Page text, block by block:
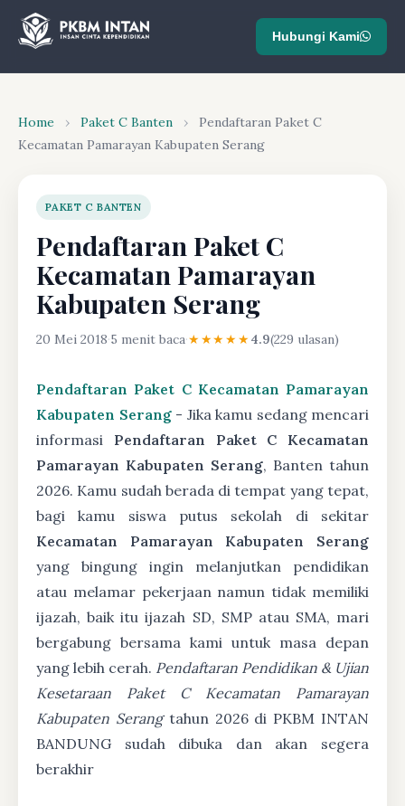
Hubungi Kami
Home › Paket C Banten ›
Pendaftaran Paket C
Kecamatan Pamarayan Kabupaten Serang
PAKET C BANTEN
Pendaftaran Paket C
Kecamatan Pamarayan
Kabupaten Serang
20 Mei 2018·5 menit baca·★★★★★4.9(229 ulasan)
Pendaftaran Paket C Kecamatan Pamarayan
Kabupaten Serang- Jika kamu sedang mencari
informasi Pendaftaran Paket C Kecamatan
Pamarayan Kabupaten Serang, Banten tahun
2026. Kamu sudah berada di tempat yang tepat,
bagi kamu siswa putus sekolah di sekitar
Kecamatan Pamarayan Kabupaten Serang
yang bingung ingin melanjutkan pendidikan
atau melamar pekerjaan namun tidak memiliki
ijazah, baik itu ijazah SD, SMP atau SMA, mari
bergabung bersama kami untuk masa depan
yang lebih cerah. Pendaftaran Pendidikan & Ujian
Kesetaraan Paket C Kecamatan Pamarayan
Kabupaten Serangtahun 2026 di PKBM INTAN
BANDUNG sudah dibuka dan akan segera
berakhir